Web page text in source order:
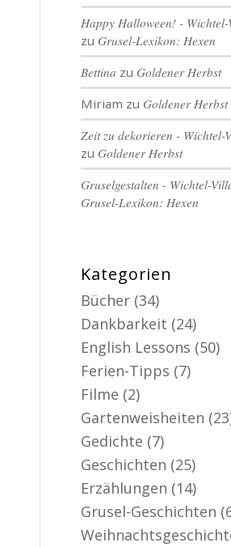
Happy Halloween! -
zuGrusel-Lexikon: Hexen
Bettina zuGoldener Herbst
Miriam zuGoldener Herbst
Zeit zu dekorieren - Wichtel-
zuGoldener Herbst
Gruselgestalten - Wichtel-
Grusel-Lexikon: Hexen
Kategorien
Bücher (34)
Dankbarkeit (24)
English Lessons (50)
Ferien-Tipps (7)
Filme (2)
Gartenweisheiten
Gedichte (7)
Geschichten (25)
Erzählungen (14)
Grusel-Geschichten